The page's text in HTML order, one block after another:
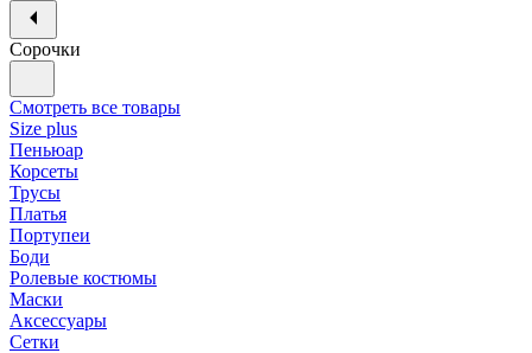
Сорочки
Смотреть все товары
Size plus
Пеньюар
Корсеты
Трусы
Платья
Портупеи
Боди
Ролевые костюмы
Маски
Аксессуары
Сетки